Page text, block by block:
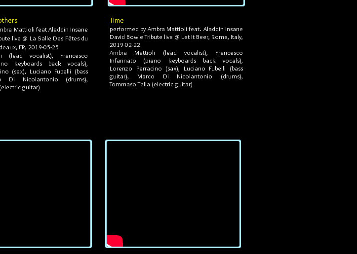
Mattioli feat Aladdin Insane
live @ La Salle Des Fêtes du
FR, 2019-05-25
(lead vocalist), Francesco
keyboards back vocals),
(sax), Luciano Fubelli (bass
Di Nicolantonio (drums),
guitar)
Time
performed by Ambra Mattioli feat. Aladdin Insane
David Bowie Tribute live @ Let It Beer, Rome, Italy,
2019-02-22
Ambra Mattioli (lead vocalist), Francesco
Infarinato (piano keyboards back vocals),
Lorenzo Perracino (sax), Luciano Fubelli (bass
guitar), Marco Di Nicolantonio (drums),
Tommaso Tella (electric guitar)